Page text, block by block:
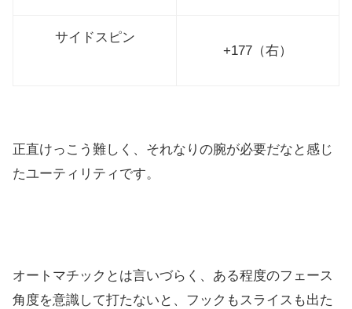
サイドスピン
+177（右）
正直けっこう難しく、それなりの腕が必要だなと感じ
たユーティリ ティです。
オートマチックとは言いづらく、ある程度のフェース
角度を意識して打たないと、フックもスライスも出た